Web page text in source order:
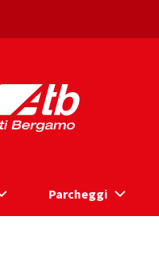
Parcheggi